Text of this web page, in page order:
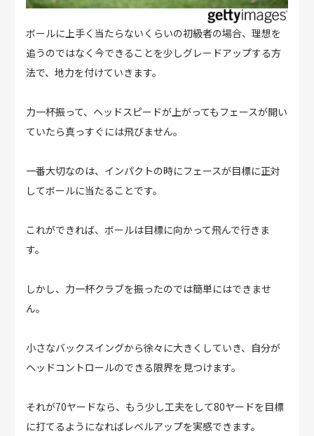
ボールに上手く当たらないくらいの初級者の場合、理想を
追うのではなく今できることを少しグレードアップする方
法で、地力を付けていきます。
力一杯振って、ヘッドスピードが上がってもフェースが開い
ていたら真っすぐには飛びません。
一番大切なのは、インパクトの時にフェースが目標に正対
してボールに当たることです。
これができれば、ボールは目標に向かって飛んで行きま
す。
しかし、力一杯クラブを振ったのでは簡単にはできませ
ん。
小さなバックスイングから徐々に大きくしていき、自分が
ヘッドコントロールのできる限界を見つけます。
それが70ヤードなら、もう少し工夫をして80ヤードを目標
に打てるようになればレベルアップを実感できます。